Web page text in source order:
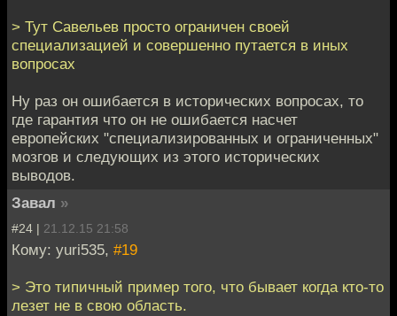
> Тут Савельев просто ограничен своей
специализацией и совершенно путается в иных
вопросах
Ну раз он ошибается в исторических вопросах, то
где гарантия что он не ошибается насчет
европейских "специализированных и ограниченных"
мозгов и следующих из этого исторических
выводов.
Завал »
#24 | 21.12.15 21:58
Кому: yuri535, #19
> Это типичный пример того, что бывает когда кто-то
лезет не в свою область.